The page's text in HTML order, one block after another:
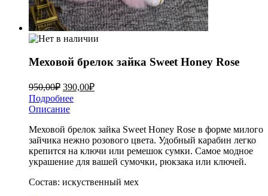
Меховой брелок зайка Sweet Honey Rose
950,00₽ 390,00₽
Подробнее
Описание
Меховой брелок зайка Sweet Honey Rose в форме милого
зайчика нежно розового цвета. Удобный карабин легко
крепится на ключи или ремешок сумки. Самое модное
украшение для вашей сумочки, рюкзака или ключей.
Состав: искуственный мех